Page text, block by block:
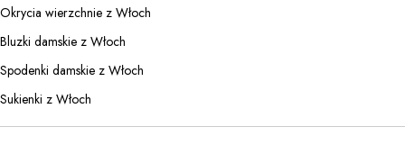
Okrycia wierzchnie z Włoch
Bluzki damskie z Włoch
Spodenki damskie z Włoch
Sukienki z Włoch